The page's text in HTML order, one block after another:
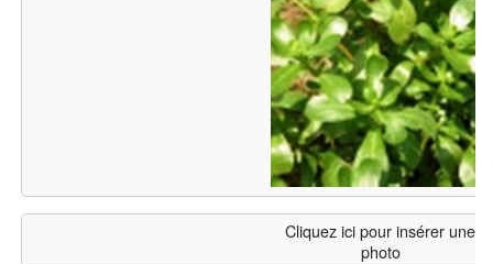
Cliquez ici pour insérer une
photo